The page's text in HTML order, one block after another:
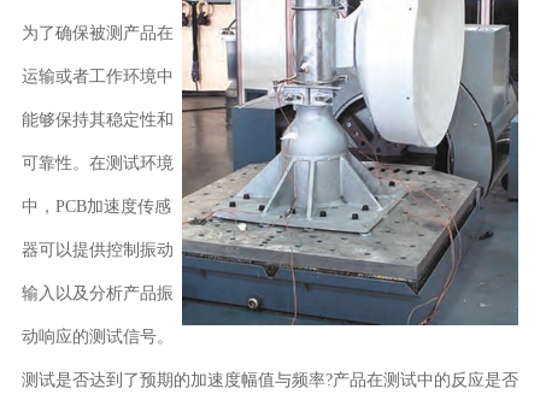
为了确保被测产品在
运输或者工作环境中
能够保持其稳定性和
可靠性。在测试环境
中，PCB加速度传感
器可以提供控制振动
输入以及分析产品振
动响应的测试信号。
测试是否达到了预期的加速度幅值与频率?产品在测试中的反应是否